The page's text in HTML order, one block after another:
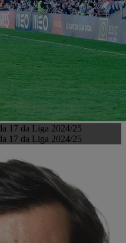
17 da Liga 2024/25
17 da Liga 2024/25